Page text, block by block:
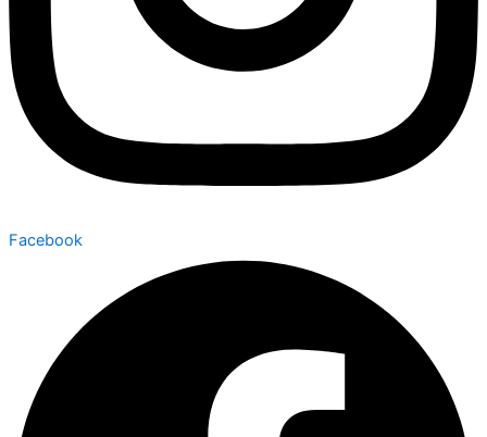
Facebook